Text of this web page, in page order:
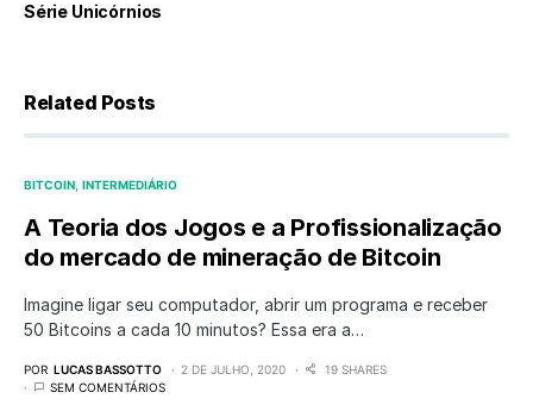
Série Unicórnios
Related Posts
BITCOIN INTERMEDIÁRIO
A Teoria dos Jogos e a Profissionalização
do mercado de mineração de Bitcoin
Imagine ligar seu computador, abrir um programa e receber
50 Bitcoins a cada 10 minutos? Essa era a…
POR LUCAS BASSOTTO 2 DE JULHO, 2020
19 SHARES
SEM COMENTÁRIOS